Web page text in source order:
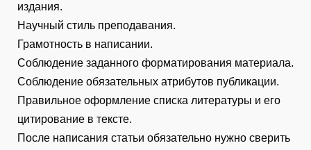
издания.
Научный стиль преподавания.
Грамотность в написании.
Соблюдение заданного форматирования материала.
Соблюдение обязательных атрибутов публикации.
Правильное оформление списка литературы и его
цитирование в тексте.
После написания статьи обязательно нужно сверить